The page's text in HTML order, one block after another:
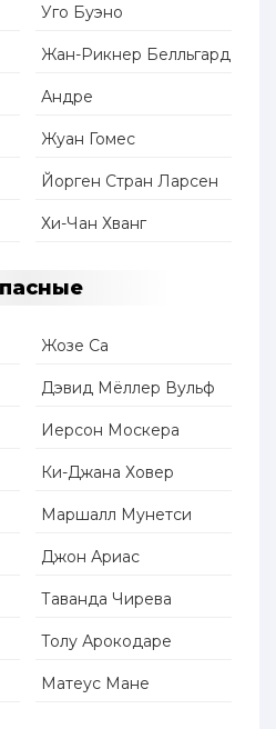
Уго Буэно
Жан-Рикнер Белльгард
Андре
Жуан Гомес
Йорген Стран Ларсен
Хи-Чан Хванг
Жозе Са
Дэвид Мёллер Вульф
Иерсон Москера
Ки-Джана Ховер
Маршалл Мунетси
Джон Ариас
Таванда Чирева
Толу Арокодаре
Матеус Мане